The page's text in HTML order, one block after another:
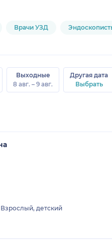
Врачи УЗД
Выходные
8 авг. – 9 авг.
Другая дата
Выбрать
Взрослый, детский